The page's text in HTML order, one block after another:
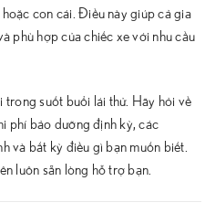
con cái. Điều này giúp cả gia
phù hợp của chiếc xe với nhu cầu
suốt buổi lái thử. Hãy hỏi về
phí bảo dưỡng định kỳ, các
và bất kỳ điều gì bạn muốn biết.
luôn sẵn lòng hỗ trợ bạn.